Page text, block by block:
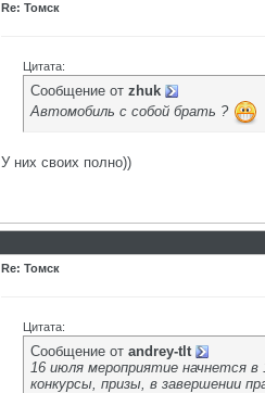
Re: Томск
Цитата:
Сообщение от zhuk
Автомобиль с собой брать ?
У них своих полно))
Re: Томск
Цитата:
Сообщение от andrey-tlt
16 июля мероприятие начнется в
конкурсы, призы, в завершении